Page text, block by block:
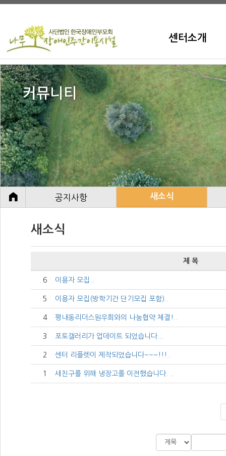
센터소개
공지사항 새소식
새소식
제 목
6 이용자 모집..
5 이용자 모집(방학기간 단기모집 포함)..
4 평내동리더스원우회와의 나눔협약 체결!..
3 포토갤러리가 업데이트 되었습니다...
2 센터 리플렛이 제작되었습니다~~~!!!..
1 새친구를 위해 냉장고를 이전했습니다. ..